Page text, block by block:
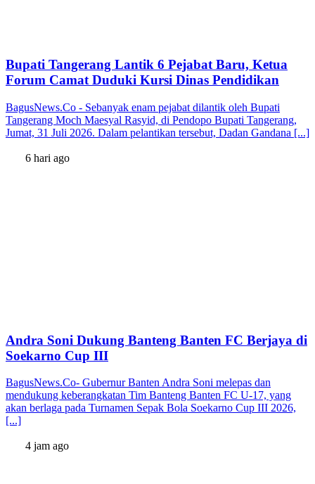
Bupati Tangerang Lantik 6 Pejabat Baru, Ketua
Forum Camat Duduki Kursi Dinas Pendidikan
BagusNews.Co - Sebanyak enam pejabat dilantik oleh Bupati
Tangerang Moch Maesyal Rasyid, di Pendopo Bupati Tangerang,
Jumat, 31 Juli 2026. Dalam pelantikan tersebut, Dadan Gandana [...]
6 hari ago
Andra Soni Dukung Banteng Banten FC Berjaya di
Soekarno Cup III
BagusNews.Co- Gubernur Banten Andra Soni melepas dan
mendukung keberangkatan Tim Banteng Banten FC U-17, yang
akan berlaga pada Turnamen Sepak Bola Soekarno Cup III 2026,
[...]
4 jam ago